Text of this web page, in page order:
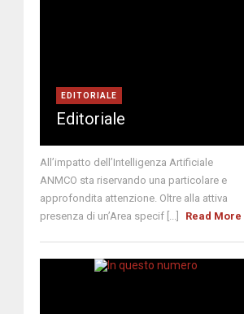
EDITORIALE
Editoriale
All’impatto dell’Intelligenza Artificiale
ANMCO sta riservando una particolare e
approfondita attenzione. Oltre alla attiva
presenza di un’Area specif [...]
Read More